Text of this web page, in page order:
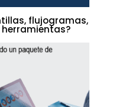
flujogramas,